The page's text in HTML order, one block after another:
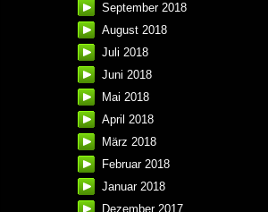
September 2018
August 2018
Juli 2018
Juni 2018
Mai 2018
April 2018
März 2018
Februar 2018
Januar 2018
Dezember 2017